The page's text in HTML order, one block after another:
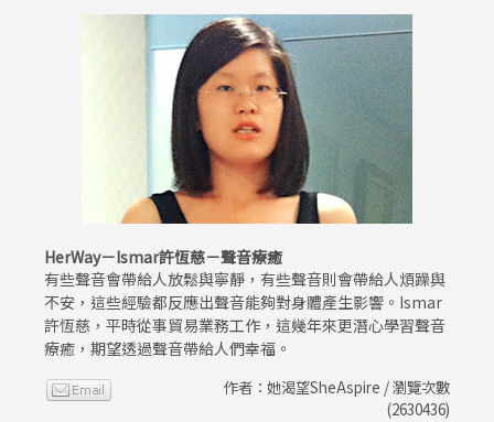
HerWay－Ismar許恆慈－聲音療癒
有些聲音會帶給人放鬆與寧靜，有些聲音則會帶給人煩躁與
不安，這些經驗都反應出聲音能夠對身體產生影響。Ismar
許恆慈，平時從事貿易業務工作，這幾年來更潛心學習聲音
療癒，期望透過聲音帶給人們幸福。
作者：她渴望SheAspire / 瀏覽次數
(2630436)